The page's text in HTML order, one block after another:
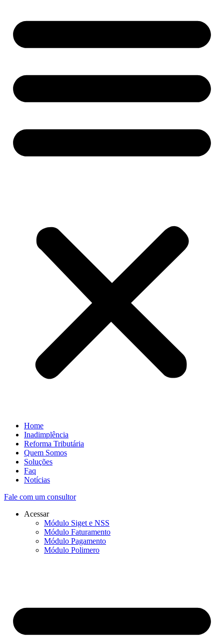
Home
Inadimplência
Reforma Tributária
Quem Somos
Soluções
Faq
Notícias
Fale com um consultor
Acessar
Módulo Siget e NSS
Módulo Faturamento
Módulo Pagamento
Módulo Polimero